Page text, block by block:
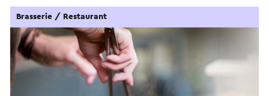
Brasserie / Restaurant